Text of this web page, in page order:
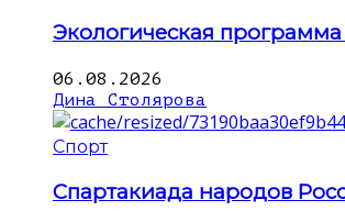
Экологическая
06.08.2026
Дина Столярова
Спорт
Спартакиада народов